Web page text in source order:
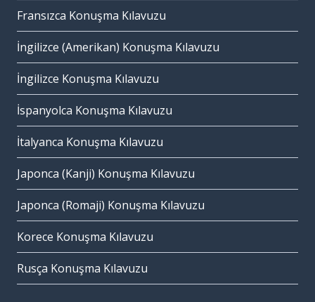
Fransızca Konuşma Kılavuzu
İngilizce (Amerikan) Konuşma Kılavuzu
İngilizce Konuşma Kılavuzu
İspanyolca Konuşma Kılavuzu
İtalyanca Konuşma Kılavuzu
Japonca (Kanji) Konuşma Kılavuzu
Japonca (Romaji) Konuşma Kılavuzu
Korece Konuşma Kılavuzu
Rusça Konuşma Kılavuzu